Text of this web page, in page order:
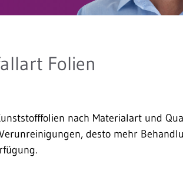
Folien
nach Materialart und
desto mehr